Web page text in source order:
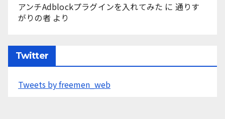
アンチAdblockプラグインを入れてみた に 通りす
がりの者 より
Twitter
Tweets by freemen_web